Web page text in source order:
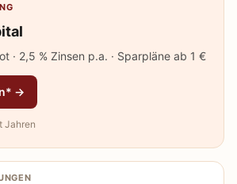
· 2,5 % Zinsen p.a. · Sparpläne ab 1 €
→
Jahren